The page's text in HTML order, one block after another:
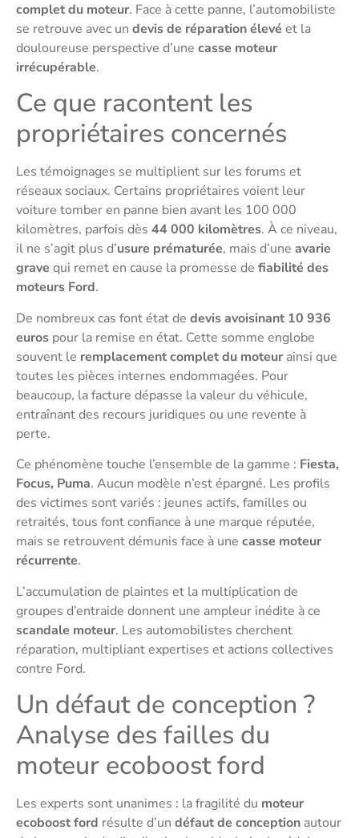
complet du moteur. Face à cette panne, l’automobiliste
se retrouve avec un devis de réparation élevé et la
douloureuse perspective d’une casse moteur
irrécupérable.
Ce que racontent les
propriétaires concernés
Les témoignages se multiplient sur les forums et
réseaux sociaux. Certains propriétaires voient leur
voiture tomber en panne bien avant les 100 000
kilomètres, parfois dès 44 000 kilomètres. À ce niveau,
il ne s’agit plus d’usure prématurée, mais d’une avarie
grave qui remet en cause la promesse de fiabilité des
moteurs Ford.
De nombreux cas font état de devis avoisinant 10 936
euros pour la remise en état. Cette somme englobe
souvent le remplacement complet du moteur ainsi que
toutes les pièces internes endommagées. Pour
beaucoup, la facture dépasse la valeur du véhicule,
entraînant des recours juridiques ou une revente à
perte.
Ce phénomène touche l’ensemble de la gamme : Fiesta,
Focus, Puma. Aucun modèle n’est épargné. Les profils
des victimes sont variés : jeunes actifs, familles ou
retraités, tous font confiance à une marque réputée,
mais se retrouvent démunis face à une casse moteur
récurrente.
L’accumulation de plaintes et la multiplication de
groupes d’entraide donnent une ampleur inédite à ce
scandale moteur. Les automobilistes cherchent
réparation, multipliant expertises et actions collectives
contre Ford.
Un défaut de conception ?
Analyse des failles du
moteur ecoboost ford
Les experts sont unanimes : la fragilité du moteur
ecoboost ford résulte d’un défaut de conception autour